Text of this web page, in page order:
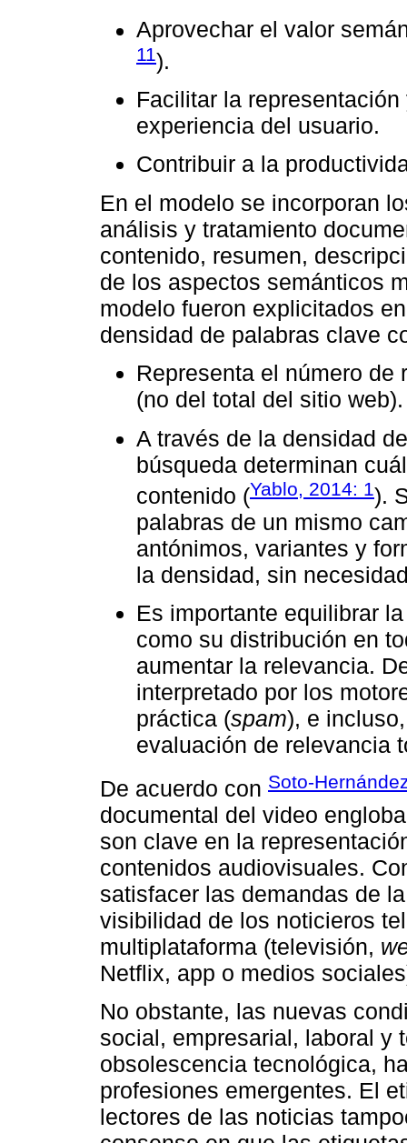
Aprovechar el valor
11).
Facilitar la
experiencia del usuario.
Contribuir a la
En el modelo se incorporan
análisis y tratamiento
contenido, resumen,
de los aspectos semánticos
modelo fueron explicitados
densidad de palabras clave
Representa el número de
(no del total del sitio web).
A través de la densidad
búsqueda determinan
contenido (Yablo, 2014: 1).
palabras de un mismo
antónimos, variantes y
la densidad, sin
Es importante equilibrar
como su distribución en
aumentar la relevancia.
interpretado por los
práctica (spam), e
evaluación de relevancia
De acuerdo con Soto-
documental del video
son clave en la
contenidos audiovisuales.
satisfacer las demandas de
visibilidad de los noticieros
multiplataforma (televisión,
Netflix, app o medios
No obstante, las nuevas
social, empresarial, laboral y
obsolescencia tecnológica,
profesiones emergentes. El
lectores de las noticias